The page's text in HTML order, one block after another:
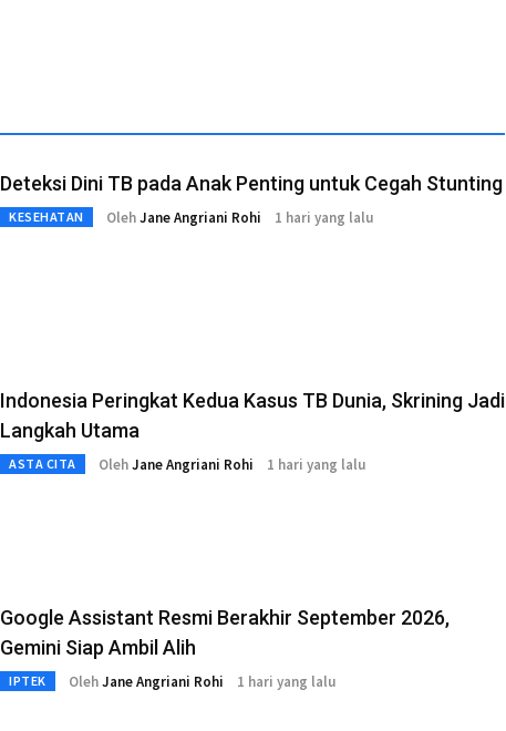
Deteksi Dini TB pada Anak Penting untuk Cegah Stunting
KESEHATAN OlehJane Angriani Rohi 1 hari yang lalu
Indonesia Peringkat Kedua Kasus TB Dunia, Skrining Jadi
Langkah Utama
ASTA CITA OlehJane Angriani Rohi 1 hari yang lalu
Google Assistant Resmi Berakhir September 2026,
Gemini Siap Ambil Alih
IPTEK OlehJane Angriani Rohi 1 hari yang lalu